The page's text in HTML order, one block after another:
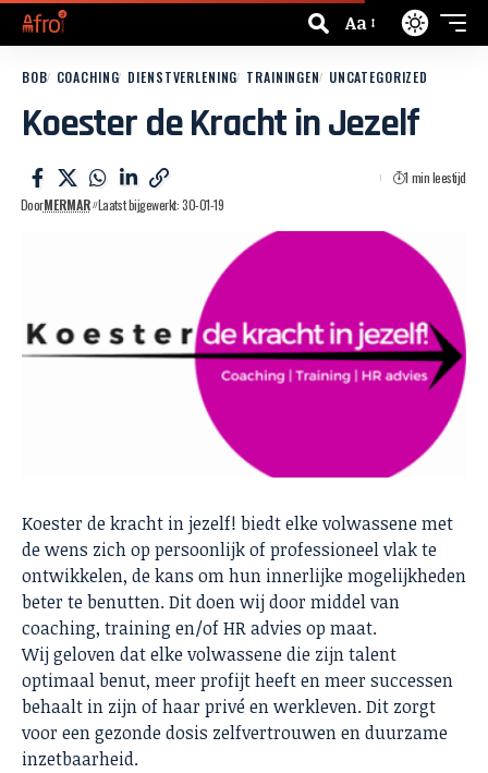
Aa
BOB COACHING DIENSTVERLENING TRAININGEN UNCATEGORIZED
Koester de Kracht in Jezelf
DoorMERMAR Laatst bijgewerkt: 30-01-19
1 min leestijd
Koester de kracht in jezelf! biedt elke volwassene met
de wens zich op persoonlijk of professioneel vlak te
ontwikkelen, de kans om hun innerlijke mogelijkheden
beter te benutten. Dit doen wij door middel van
coaching, training en/of HR advies op maat.
Wij geloven dat elke volwassene die zijn talent
optimaal benut, meer profijt heeft en meer successen
behaalt in zijn of haar privé en werkleven. Dit zorgt
voor een gezonde dosis zelfvertrouwen en duurzame
inzetbaarheid.